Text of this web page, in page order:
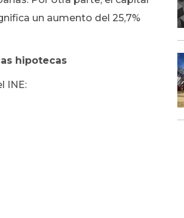
un aumento del 25,7%
hipotecas
INE: